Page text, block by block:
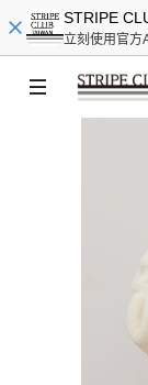
STRIPE
立刻使用官方